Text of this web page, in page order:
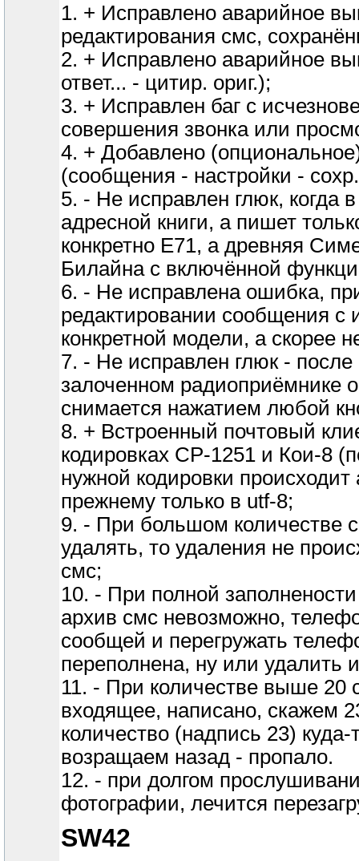
1. + Исправлено аварийное
редактирования смс,
2. + Исправлено аварийное
ответ... - цитир. ориг.);
3. + Исправлен баг с
совершения звонка или
4. + Добавлено
(сообщения - настройки -
5. - Не исправлен глюк, когда
адресной книги, а пишет
конкретно Е71, а древняя
Билайна с включённой
6. - Не исправлена ошибка,
редактировании сообщения с
конкретной модели, а скорее
7. - Не исправлен глюк -
залоченном радиоприёмнике
снимается нажатием любой
8. + Встроенный почтовый
кодировках СР-1251 и Кои-8
нужной кодировки
прежнему только в utf-8;
9. - При большом количестве
удалять, то удаления не
смс;
10. - При полной
архив смс невозможно,
сообщей и перегружать
переполнена, ну или удалить
11. - При количестве выше 20
входящее, написано, скажем
количество (надпись 23)
возращаем назад - пропало.
12. - при долгом
фотографии, лечится
SW42